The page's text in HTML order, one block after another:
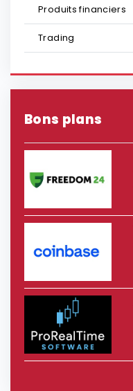
Produits financiers
Trading
Bons plans